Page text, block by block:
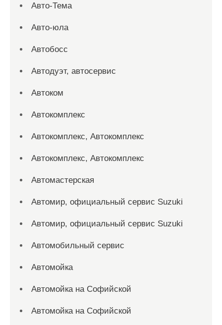
Авто-Тема
Авто-юла
Автобосс
Автодуэт, автосервис
Автоком
Автокомплекс
Автокомплекс, Автокомплекс
Автокомплекс, Автокомплекс
Автомастерская
Автомир, официальный сервис Suzuki
Автомир, официальный сервис Suzuki
Автомобильный сервис
Автомойка
Автомойка на Софийской
Автомойка на Софийской